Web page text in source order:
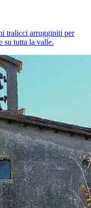
tralicci arrugginiti per
su tutta la valle.